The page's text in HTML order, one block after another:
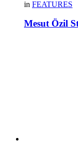
in FEATURES
Mesut Özil